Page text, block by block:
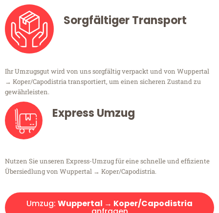
Sorgfältiger Transport
Ihr Umzugsgut wird von uns sorgfältig verpackt und von Wuppertal
→ Koper/Capodistria transportiert, um einen sicheren Zustand zu
gewährleisten.
Express Umzug
Nutzen Sie unseren Express-Umzug für eine schnelle und effiziente
Übersiedlung von Wuppertal → Koper/Capodistria.
Umzug: Wuppertal → Koper/Capodistria